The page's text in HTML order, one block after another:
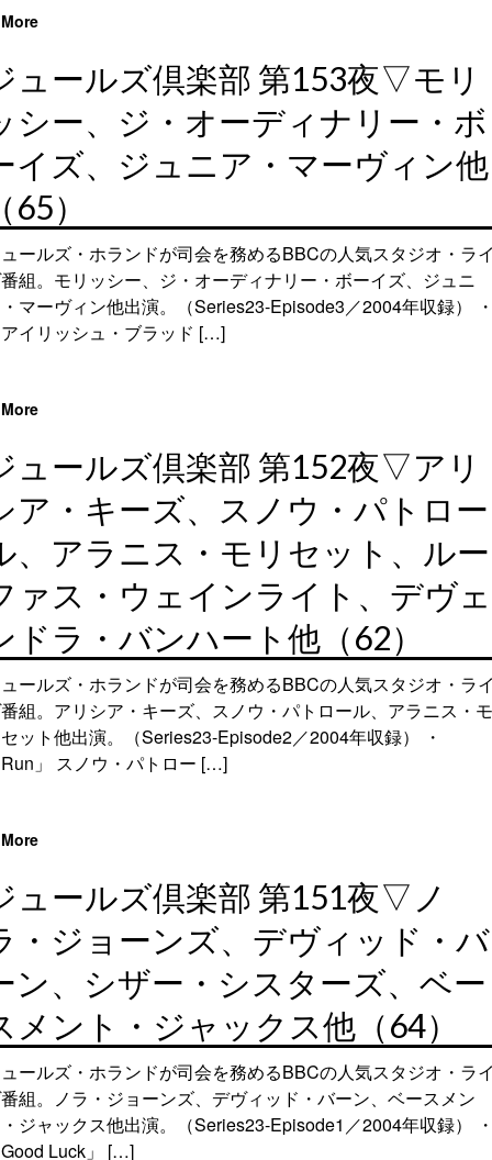
More
ュールズ倶楽部 第153夜▽モリ
シー、ジ・オーディナリー・ボ
イズ、ジュニア・マーヴィン他
65）
ールズ・ホランドが司会を務めるBBCの人気スタジオ・ラ
組。モリッシー、ジ・オーディナリー・ボーイズ、ジュニ
マーヴィン他出演。（Series23-Episode3／2004年収録）
イリッシュ・ブラッド […]
More
ュールズ倶楽部 第152夜▽アリ
ア・キーズ、スノウ・パトロー
、アラニス・モリセット、ルー
ァス・ウェインライト、デヴェ
ドラ・バンハート他（62）
ールズ・ホランドが司会を務めるBBCの人気スタジオ・ラ
組。アリシア・キーズ、スノウ・パトロール、アラニス・モ
ット他出演。（Series23-Episode2／2004年収録） ・
」 スノウ・パトロー […]
More
ュールズ倶楽部 第151夜▽ノ
・ジョーンズ、デヴィッド・バ
ン、シザー・シスターズ、ベー
メント・ジャックス他（64）
ールズ・ホランドが司会を務めるBBCの人気スタジオ・ラ
組。ノラ・ジョーンズ、デヴィッド・バーン、ベースメン
ジャックス他出演。（Series23-Episode1／2004年収録）
Luck」 […]